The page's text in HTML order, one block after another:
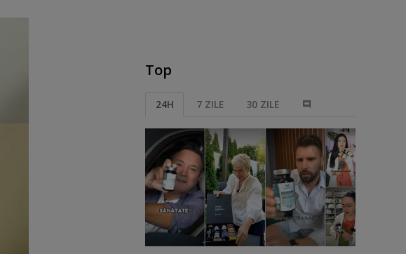
Top
24H 7 ZILE 30 ZILE